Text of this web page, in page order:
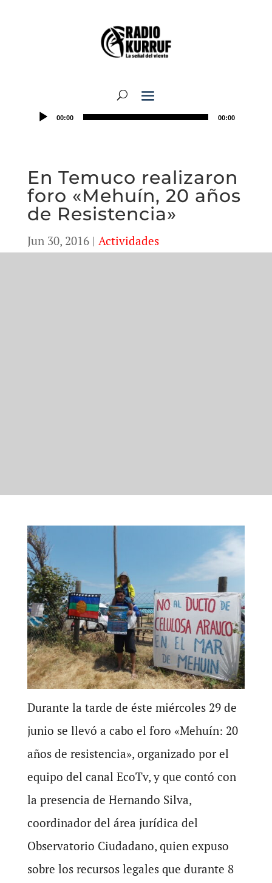
00:00 00:00
En Temuco realizaron
foro «Mehuín, 20 años
de Resistencia»
Jun 30, 2016| Actividades
Durante la tarde de éste miércoles 29 de
junio se llevó a cabo el foro «Mehuín: 20
años de resistencia», organizado por el
equipo del canal EcoTv, y que contó con
la presencia de Hernando Silva,
coordinador del área jurídica del
Observatorio Ciudadano, quien expuso
sobre los recursos legales que durante 8